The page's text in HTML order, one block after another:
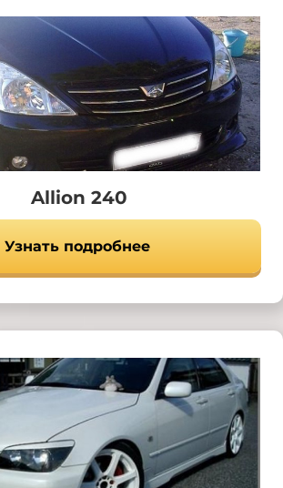
Allion 240
Узнать подробнее